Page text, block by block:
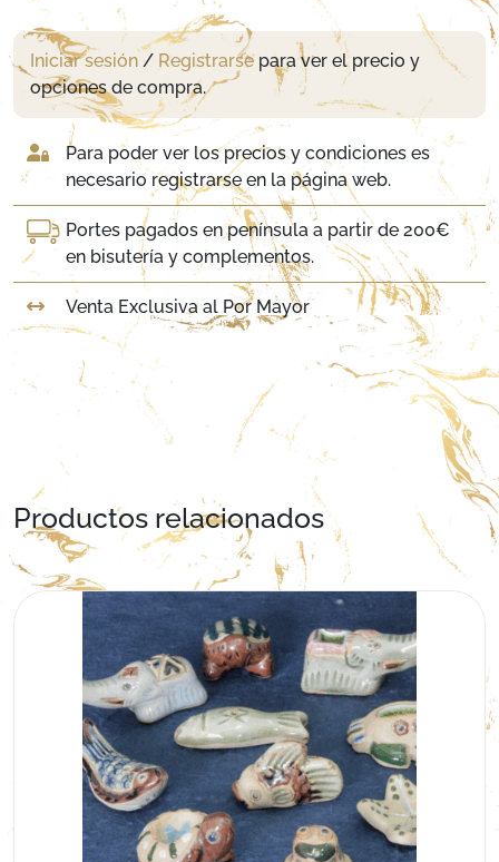
Iniciar sesión / Registrarse para ver el precio y
opciones de compra.
Para poder ver los precios y condiciones es
necesario registrarse en la página web.
Portes pagados en península a partir de 200€
en bisutería y complementos.
Venta Exclusiva al Por Mayor
Productos relacionados